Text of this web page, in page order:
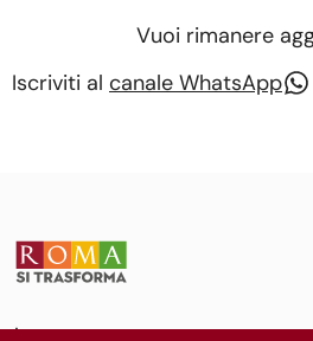
Vuoi rimanere
Iscriviti al canale WhatsApp
La mappa